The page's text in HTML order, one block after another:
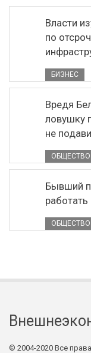
Власти
по
БИЗНЕС
Вредя
ловушку
не
ОБЩЕСТВО
Бывший
ОБЩЕСТВО
© 2004-2020 Все